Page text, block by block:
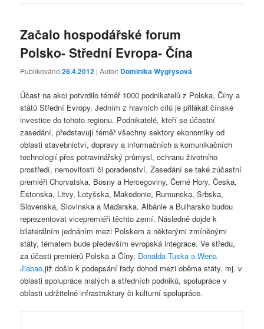
Začalo hospodářské forum
Polsko- Střední Evropa- Čína
Publikováno26.4.2012 | Autor: Dominika Wygrysová
Účast na akci potvrdilo téměř 1000 podnikatelů z Polska, Číny a
států Střední Evropy. Jedním z hlavních cílů je přilákat čínské
investice do tohoto regionu. Podnikatelé, kteří se účastní
zasedání, představují téměř všechny sektory ekonomiky od
oblasti stavebnictví, dopravy a informačních a komunikačních
technologií přes potravinářský průmysl, ochranu životního
prostředí, nemovitostí či poradenství. Zasedání se také zúčastní
premiéři Chorvatska, Bosny a Hercegoviny, Černé Hory, Česka,
Estonska, Litvy, Lotyšska, Makedonie, Rumunska, Srbska,
Slovenska, Slovinska a Maďarska. Albánie a Bulharsko budou
reprezentovat vicepremiéři těchto zemí. Následně dojde k
bilaterálním jednáním mezi Polskem a některými zmíněnými
státy, tématem bude především evropská integrace. Ve středu,
za účasti premiérů Polska a Číny, Donalda Tuska a Wena
Jiabao,již došlo k podepsání řady dohod mezi oběma státy, mj. v
oblasti spolupráce malých a středních podniků, spolupráce v
oblasti udržitelné infrastruktury či kulturní spolupráce.